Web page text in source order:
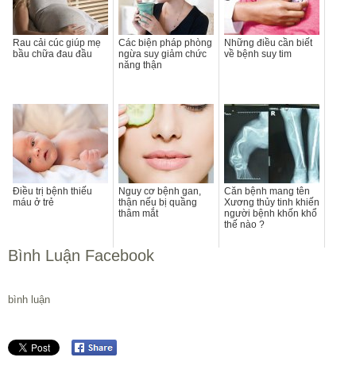
Rau cải cúc giúp mẹ
bầu chữa đau đầu
Các biện pháp phòng
ngừa suy giảm chức
năng thận
Những điều cần biết
về bệnh suy tim
Điều trị bệnh thiếu
máu ở trẻ
Nguy cơ bệnh gan,
thận nếu bị quầng
thâm mắt
Căn bệnh mang tên
Xương thủy tinh khiến
người bệnh khốn khổ
thế nào ?
Bình Luận Facebook
bình luận